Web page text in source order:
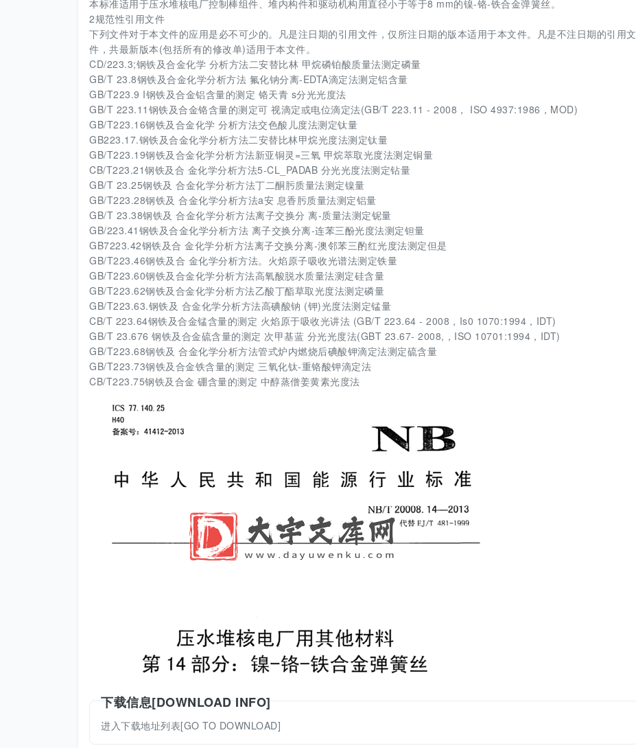
本标准适用于压水堆核电厂控制棒组件、堆内构件和驱动机构用直径小于等于8 mm的镍-铬-铁合金弹簧丝。
2规范性引用文件
下列文件对于本文件的应用是必不可少的。凡是注日期的引用文件，仅所注日期的版本适用于本文件。凡是不注日期的引用文
件，共最新版本(包括所有的修改单)适用于本文件。
CD/223.3;钢铁及合金化学 分析方法二安替比林 甲烷磷铂酸质量法测定磷量
GB/T 23.8钢铁及合金化学分析方法 氟化钠分离-EDTA滴定法测定铝含量
GB/T223.9 I钢铁及合金铝含量的测定 铬天青 s分光光度法
GB/T 223.11钢铁及合金铬含量的测定可 视滴定或电位滴定法(GB/T 223.11 - 2008， ISO 4937:1986，MOD)
GB/T223.16钢铁及合金化学 分析方法交色酸儿度法测定钛量
GB223.17.钢铁及合金化学分析方法二安替比林甲烷光度法测定钛量
GB/T223.19钢铁及合金化学分析方法新亚铜灵=三氧 甲烷萃取光度法测定铜量
CB/T223.21钢铁及合 金化学分析方法5-CL_PADAB 分光光度法测定钻量
GB/T 23.25钢铁及 合金化学分析方法丁二酮肟质量法测定镍量
GB/T223.28钢铁及 合金化学分析方法a安 息香肟质量法测定铝量
GB/T 23.38钢铁及 合金化学分析方法离子交换分 离-质量法测定铌量
GB/223.41钢铁及合金化学分析方法 离子交换分离-连苯三酚光度法测定钽量
GB7223.42钢铁及合 金化学分析方法离子交换分离-澳邻苯三酌红光度法测定但是
GB/T223.46钢铁及合 金化学分析方法。火焰原子吸收光谱法测定铁量
GB/T223.60钢铁及合金化学分析方法高氧酸脱水质量法测定硅含量
GB/T223.62钢铁及合金化学分析方法乙酸丁酯草取光度法测定磷量
GB/T223.63.钢铁及 合金化学分析方法高碘酸钠 (钾)光度法测定锰量
CB/T 223.64钢铁及合金锰含量的测定 火焰原于吸收光讲法 (GB/T 223.64 - 2008，Is0 1070:1994，IDT)
GB/T 23.676 钢铁及合金硫含量的测定 次甲基蓝 分光光度法(GBT 23.67- 2008,，ISO 10701:1994，IDT)
GB/T223.68钢铁及 合金化学分析方法管式炉内燃烧后碘酸钾滴定法测定硫含量
GB/T223.73钢铁及合金铁含量的测定 三氧化钛-重铬酸钾滴定法
CB/T223.75钢铁及合金 硼含量的测定 中醇蒸僧姜黄素光度法
下载信息[DOWNLOAD INFO]
进入下载地址列表[GO TO DOWNLOAD]